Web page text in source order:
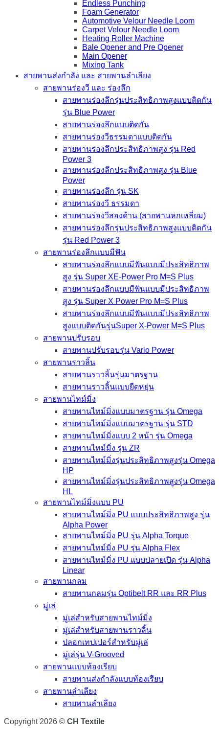
Endless Punching
Foam Generator
Automotive Velour Needle Loom
Carpet Velour Needle Loom
Heating Roller Machine
Bale Opener and Pre Opener
Main Opener
Mixing Tank
สายพานส่งกำลัง และ สายพานลำเลียง
สายพานร่องวี และ ร่องลึก
สายพานร่องลึกรุ่นประสิทธิภาพสูงแบบติดกัน
รุ่น Blue Power
สายพานร่องลึกแบบติดกัน
สายพานร่องวีธรรมดาแบบติดกัน
สายพานร่องลึกประสิทธิภาพสูง รุ่น Red
Power 3
สายพานร่องลึกประสิทธิภาพสูง รุ่น Blue
Power
สายพานร่องลึก รุ่น SK
สายพานร่องวี ธรรมดา
สายพานร่องวีสองด้าน (สายพานหกเหลี่ยม)
สายพานร่องลึกรุ่นประสิทธิภาพสูงแบบติดกัน
รุ่น Red Power 3
สายพานร่องลึกแบบมีฟัน
สายพานร่องลึกแบบมีฟันแบบมีประสิทธิภาพ
สูง รุ่น Super XE-Power Pro M=S Plus
สายพานร่องลึกแบบมีฟันแบบมีประสิทธิภาพ
สูง รุ่น Super X Power Pro M=S Plus
สายพานร่องลึกแบบมีฟันแบบมีประสิทธิภาพ
สูงแบบติดกันรุ่นSuper X-Power M=S Plus
สายพานปรับรอบ
สายพานปรับรอบรุ่น Vario Power
สายพานราวลิ้น
สายพานราวลิ้นรุ่นมาตรฐาน
สายพานราวลิ้นแบบยืดหยุ่น
สายพานไทม์มิ่ง
สายพานไทม์มิ่งแบบมาตรฐาน รุ่น Omega
สายพานไทม์มิ่งแบบมาตรฐาน รุ่น STD
สายพานไทม์มิ่งแบบ 2 หน้า รุ่น Omega
สายพานไทม์มิ่ง รุ่น ZR
สายพานไทม์มิ่งรุ่นประสิทธิภาพสูงรุ่น Omega
HP
สายพานไทม์มิ่งรุ่นประสิทธิภาพสูงรุ่น Omega
HL
สายพานไทม์มิ่งแบบ PU
สายพานไทม์มิ่ง PU แบบประสิทธิภาพสูง รุ่น
Alpha Power
สายพานไทม์มิ่ง PU รุ่น Alpha Torque
สายพานไทม์มิ่ง PU รุ่น Alpha Flex
สายพานไทม์มิ่ง PU แบบปลายเปิด รุ่น Alpha
Linear
สายพานกลม
สายพานกลมรุ่น Optibelt RR และ RR Plus
มู่เล่
มู่เล่สำหรับสายพานไทม์มิ่ง
มู่เล่สำหรับสายพานราวลิ้น
ปลอกเทปเปอร์สำหรับมู่เล่
มู่เล่รุ่น V-Grooved
สายพานแบบท้องเรียบ
สายพานส่งกำลังแบบท้องเรียบ
สายพานลำเลียง
สายพานลำเลียง
Copyright 2026 © CH Textile